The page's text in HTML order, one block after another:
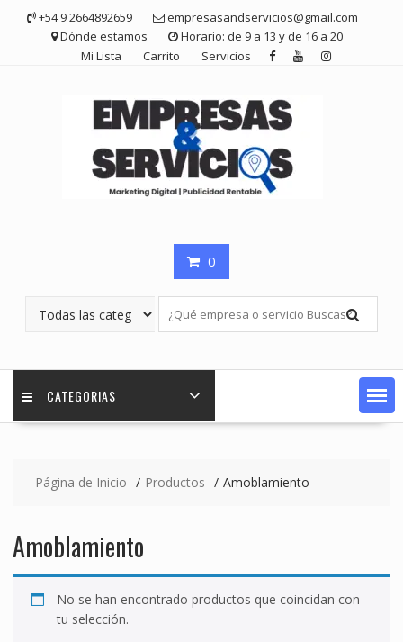
contenido
+54 9 2664892659
empresasandservicios@gmail.com
Dónde estamos
Horario: de 9 a 13 y de 16 a 20
Mi Lista
Carrito Servicios
0
CATEGORIAS
Página de Inicio Productos Amoblamiento
Amoblamiento
No se han encontrado productos que coincidan con
tu selección.